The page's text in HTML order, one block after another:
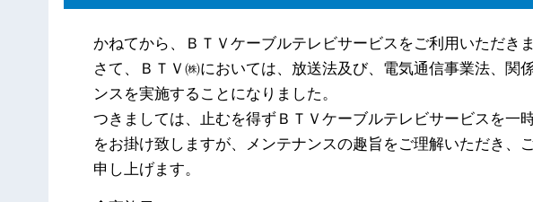
かねてから、ＢＴＶケーブルテレビサービスをご利用いただき
さて、ＢＴＶ㈱においては、放送法及び、電気通信事業法、関
ンスを実施することになりました。
つきましては、止むを得ずＢＴＶケーブルテレビサービスを一
をお掛け致しますが、メンテナンスの趣旨をご理解いただき、
申し上げます。